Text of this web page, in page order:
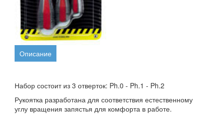
Описание
Набор состоит из 3 отверток: Ph.0 - Ph.1 - Ph.2
Рукоятка разработана для соответствия естественному
углу вращения запястья для комфорта в работе.